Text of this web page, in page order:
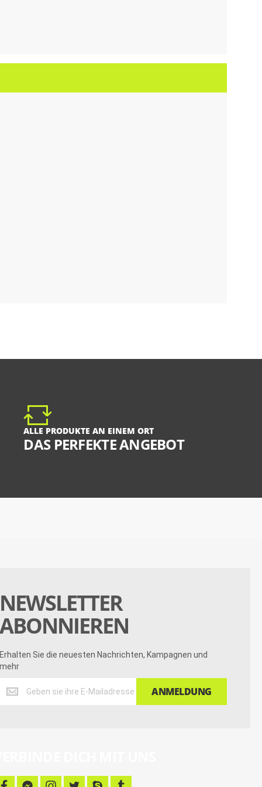
ALLE PRODUKTE AN EINEM ORT
DAS PERFEKTE ANGEBOT
NEWSLETTER
ABONNIEREN
Erhalten Sie die neuesten Nachrichten, Kampagnen und
mehr
Sie
ANMELDUNG